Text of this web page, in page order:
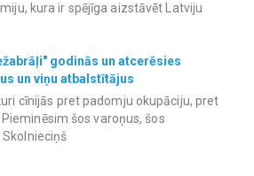
kura ir spējīga aizstāvēt Latviju
godinās un atcerēsies
un viņu atbalstītājus
cīnijās pret padomju okupāciju, pret
šos varoņus, šos
Skolnieciņš